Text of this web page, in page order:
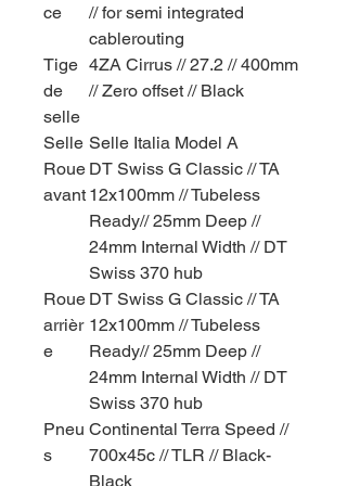
ce
// for semi integrated
cablerouting
Tige
de
selle
4ZA Cirrus // 27.2 // 400mm
// Zero offset // Black
Selle Selle Italia Model A
Roue
avant
DT Swiss G Classic // TA
12x100mm // Tubeless
Ready// 25mm Deep //
24mm Internal Width // DT
Swiss 370 hub
Roue
arrièr
e
DT Swiss G Classic // TA
12x100mm // Tubeless
Ready// 25mm Deep //
24mm Internal Width // DT
Swiss 370 hub
Pneu
s
Continental Terra Speed //
700x45c // TLR // Black-
Black